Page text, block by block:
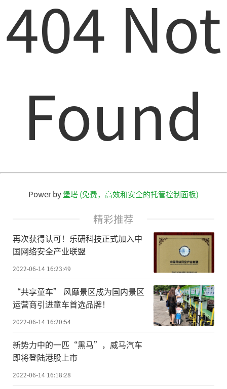
404 Not
Found
Power by堡塔 (免费，高效和安全的托管控制面板)
精彩推荐
再次获得认可！乐研科技正式加入中
国网络安全产业联盟
2022-06-14 16:23:49
“共享童车” 风靡景区成为国内景区
运营商引进童车首选品牌！
2022-06-14 16:20:54
新势力中的一匹“黑马”，威马汽车
即将登陆港股上市
2022-06-14 16:18:28